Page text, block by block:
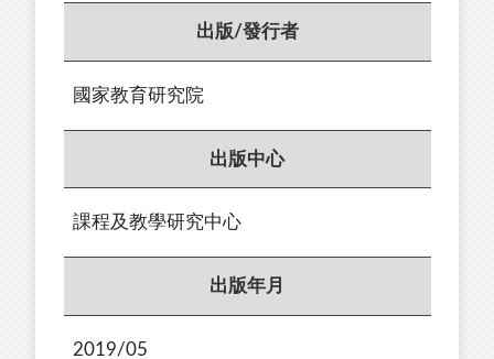
出版/發行者
國家教育研究院
出版中心
課程及教學研究中心
出版年月
2019/05